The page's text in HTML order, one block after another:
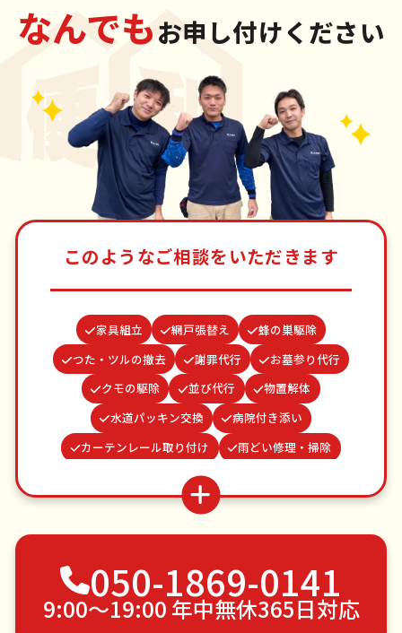
なんでもお申し付けください
このようなご相談をいただきます
家具組立 網戸張替え
蜂の巣駆除
つた・ツルの撤去
謝罪代行
お墓参り代行
クモの駆除
並び代行
物置解体
水道パッキン交換
病院付き添い
カーテンレール取り付け
雨どい修理・掃除
お庭の水やり
ゴキブリ駆除
買い物代行
結婚式代理出席
波板張替え
場所取り代行
不用品回収
ゴミ屋敷片付け
引っ越し
植木の剪定
植木の伐採
手すり取り付け
ペットのお世話
050-1869-0141
9:00〜19:00 年中無休365日対応